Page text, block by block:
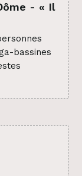
- « Il
bassines